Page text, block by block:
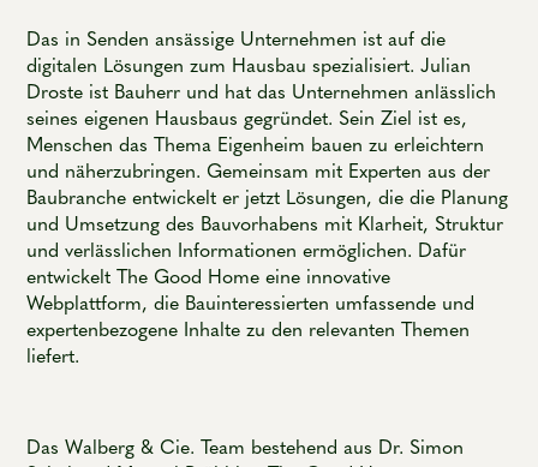
Das in Senden ansässige Unternehmen ist auf die
digitalen Lösungen zum Hausbau spezialisiert. Julian
Droste ist Bauherr und hat das Unternehmen anlässlich
seines eigenen Hausbaus gegründet. Sein Ziel ist es,
Menschen das Thema Eigenheim bauen zu erleichtern
und näherzubringen. Gemeinsam mit Experten aus der
Baubranche entwickelt er jetzt Lösungen, die die Planung
und Umsetzung des Bauvorhabens mit Klarheit, Struktur
und verlässlichen Informationen ermöglichen. Dafür
entwickelt The Good Home eine innovative
Webplattform, die Bauinteressierten umfassende und
expertenbezogene Inhalte zu den relevanten Themen
liefert.
Das Walberg & Cie. Team bestehend aus Dr. Simon